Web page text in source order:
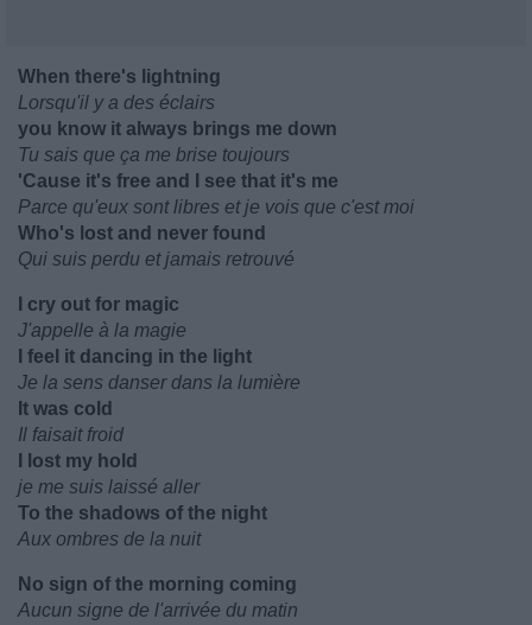
When there's lightning
Lorsqu'il y a des éclairs
you know it always brings me down
Tu sais que ça me brise toujours
'Cause it's free and I see that it's me
Parce qu'eux sont libres et je vois que c'est moi
Who's lost and never found
Qui suis perdu et jamais retrouvé
I cry out for magic
J'appelle à la magie
I feel it dancing in the light
Je la sens danser dans la lumière
It was cold
Il faisait froid
I lost my hold
je me suis laissé aller
To the shadows of the night
Aux ombres de la nuit
No sign of the morning coming
Aucun signe de l'arrivée du matin